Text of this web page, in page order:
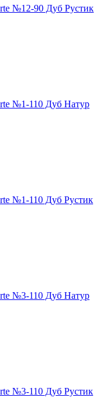
№12-90 Дуб Рустик
№1-110 Дуб Натур
№1-110 Дуб Рустик
№3-110 Дуб Натур
№3-110 Дуб Рустик